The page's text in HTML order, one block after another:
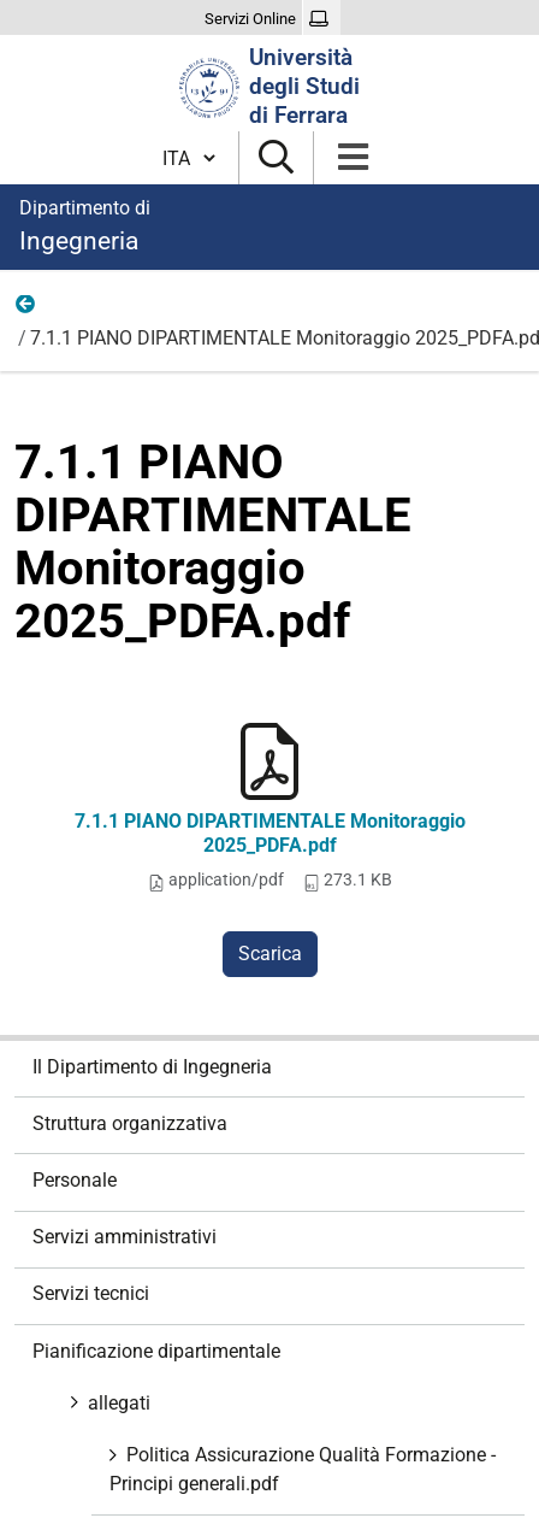
Servizi Online
Università
degli Studi
di Ferrara
Cambia lingua
Dipartimento di
Ingegneria
7.1.1 PIANO DIPARTIMENTALE Monitoraggio
7.1.1 PIANO
DIPARTIMENTALE
Monitoraggio
2025_PDFA.pdf
7.1.1 PIANO DIPARTIMENTALE Monitoraggio
2025_PDFA.pdf
application/pdf 273.1 KB
Scarica
Il Dipartimento di Ingegneria
Struttura organizzativa
Personale
Servizi amministrativi
Servizi tecnici
Pianificazione dipartimentale
allegati
Politica Assicurazione Qualità Formazione -
Principi generali.pdf